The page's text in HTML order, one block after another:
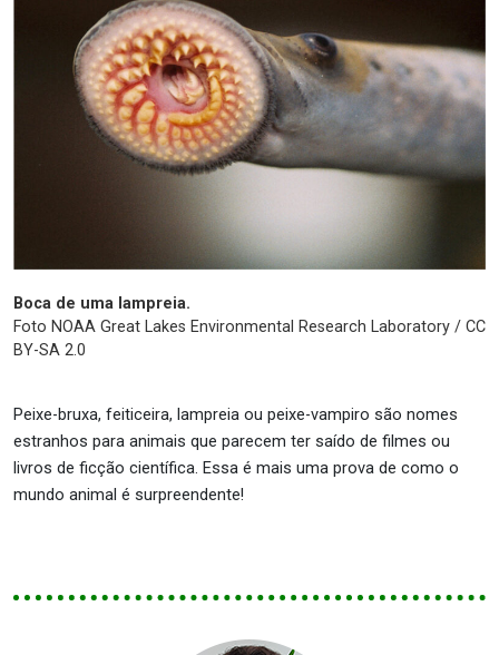
Boca de uma lampreia.
Foto NOAA Great Lakes Environmental Research Laboratory / CC
BY-SA 2.0
Peixe-bruxa, feiticeira, lampreia ou peixe-vampiro são nomes
estranhos para animais que parecem ter saído de filmes ou
livros de ficção científica. Essa é mais uma prova de como o
mundo animal é surpreendente!